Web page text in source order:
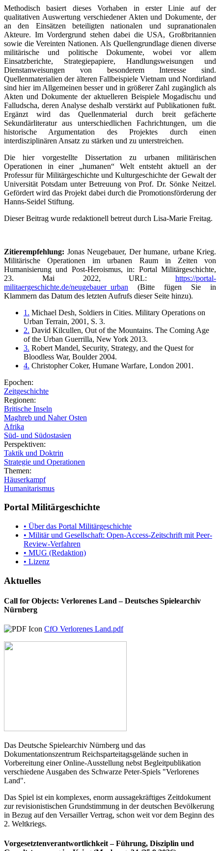
Methodisch basiert dieses Vorhaben in erster Linie auf der
qualitativen Auswertung verschiedener Akten und Dokumente, der
an den Einsätzen beteiligten nationalen und supranationalen
Akteure. Im Vordergrund stehen dabei die USA, Großbritannien
sowie die Vereinten Nationen. Als Quellengrundlage dienen diverse
militärische und politische Dokumente, wobei vor allem
Einsatzberichte, Strategiepapiere, Handlungsweisungen und
Dienstanweisungen von besonderem Interesse sind.
Quellenmaterialien der älteren Fallbeispiele Vietnam und Nordirland
sind hier im Allgemeinen besser und in größerer Zahl zugänglich als
Akten und Dokumente der aktuelleren Beispiele Mogadischu und
Falludscha, deren Analyse deshalb verstärkt auf Publikationen fußt.
Ergänzt wird das Quellenmaterial durch breit gefächerte
Sekundärliteratur aus unterschiedlichen Fachrichtungen, um die
historische Argumentation des Projektes durch einen
interdisziplinären Ansatz zu stärken und zu unterstreichen.
Die hier vorgestellte Dissertation zu urbanen militärischen
Operationen in einer „humanen“ Welt entsteht aktuell an der
Professur für Militärgeschichte und Kulturgeschichte der Gewalt der
Universität Potsdam unter Betreuung von Prof. Dr. Sönke Neitzel.
Gefördert wird das Projekt dabei durch die Promotionsförderung der
Hanns-Seidel Stiftung.
Dieser Beitrag wurde redaktionell betreut durch Lisa-Marie Freitag.
Zitierempfehlung: Jonas Neugebauer, Der humane, urbane Krieg.
Militärische Operationen im urbanen Raum in Zeiten von
Humanisierung und Post-Heroismus, in: Portal Militärgeschichte,
23. Mai 2022, URL: https://portal-
militaergeschichte.de/neugebauer_urban (Bitte fügen Sie in
Klammern das Datum des letzten Aufrufs dieser Seite hinzu).
1. Michael Desh, Soldiers in Cities. Military Operations on
Urban Terrain, 2001, S. 3.
2. David Kilcullen, Out of the Mountains. The Coming Age
of the Urban Guerrilla, New York 2013.
3. Robert Mandel, Security, Strategy, and the Quest for
Bloodless War, Boulder 2004.
4. Christopher Coker, Humane Warfare, London 2001.
Epochen:
Zeitgeschichte
Regionen:
Britische Inseln
Maghreb und Naher Osten
Afrika
Süd- und Südostasien
Perspektiven:
Taktik und Doktrin
Strategie und Operationen
Themen:
Häuserkampf
Humanitarismus
Portal Militärgeschichte
• Über das Portal Militärgeschichte
• Militär und Gesellschaft: Open-Access-Zeitschrift mit Peer-
Review-Verfahren
• MUG (Redaktion)
• Lizenz
Aktuelles
Call for Objects: Verlorenes Land – Deutsches Spielearchiv
Nürnberg
CfO Verlorenes Land.pdf
Das Deutsche Spielearchiv Nürnberg und das
Dokumentationszentrum Reichsparteitagsgelände suchen in
Vorbereitung einer Online-Ausstellung nebst Begleitpublikation
verschiedene Ausgaben des Schwarze Peter-Spiels "Verlorenes
Land".
Das Spiel ist ein komplexes, enorm aussagekräftiges Zeitdokument
zur revisionistischen Grundstimmung in der deutschen Bevölkerung
in Bezug auf den Versailler Vertrag, schon weit vor dem Beginn des
2. Weltkriegs.
Vorgesetztenverantwortlichkeit – Führung, Disziplin und